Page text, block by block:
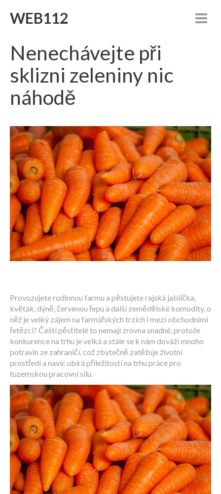
WEB112
Nenechávejte při
sklizni zeleniny nic
náhodě
Provozujete rodinnou farmu a pěstujete rajská jablíčka,
květák, dýně, červenou řepu a další zemědělské komodity, o
něž je velký zájem na farmářských trzích i mezi obchodními
řetězci? Čeští pěstitelé to nemají zrovna snadné, protože
konkurence na trhu je velká a stále se k nám dováží mnoho
potravin ze zahraničí, což zbytečně zatěžuje životní
prostředí a navíc ubírá příležitostí na trhu práce pro
tuzemskou pracovní sílu.